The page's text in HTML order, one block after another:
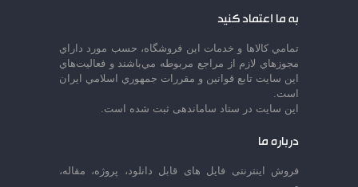
به ما اعتماد کنید
تمامي كالاها و خدمات اين فروشگاه، حسب مورد داراي
مجوزهاي لازم از مراجع مربوطه مي‌باشند و فعاليت‌هاي
اين سايت تابع قوانين و مقررات جمهوري اسلامي ايران
است.
این سایت در ستاد ساماندهی ثبت شده است.
درباره ما
فروش اینترنتی فایل های قابل دانلود، پروژه، مقاله،